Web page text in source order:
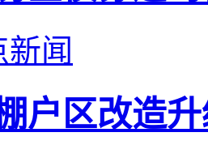
新闻
户区改造